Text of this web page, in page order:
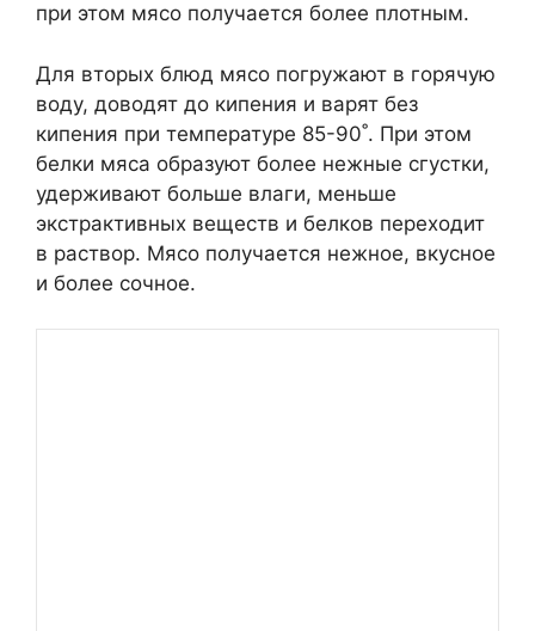
при этом мясо получается более плотным.
Для вторых блюд мясо погружают в горячую
воду, доводят до кипения и варят без
кипения при температуре 85-90˚. При этом
белки мяса образуют более нежные сгустки,
удерживают больше влаги, меньше
экстрактивных веществ и белков переходит
в раствор. Мясо получается нежное, вкусное
и более сочное.